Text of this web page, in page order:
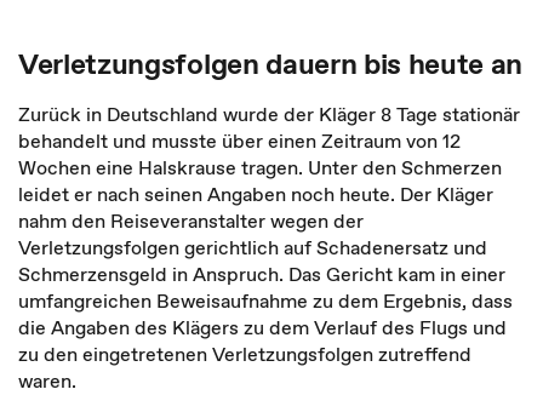
Verletzungsfolgen dauern bis heute an
Zurück in Deutschland wurde der Kläger 8 Tage stationär
behandelt und musste über einen Zeitraum von 12
Wochen eine Halskrause tragen. Unter den Schmerzen
leidet er nach seinen Angaben noch heute. Der Kläger
nahm den Reiseveranstalter wegen der
Verletzungsfolgen gerichtlich auf Schadenersatz und
Schmerzensgeld in Anspruch. Das Gericht kam in einer
umfangreichen Beweisaufnahme zu dem Ergebnis, dass
die Angaben des Klägers zu dem Verlauf des Flugs und
zu den eingetretenen Verletzungsfolgen zutreffend
waren.